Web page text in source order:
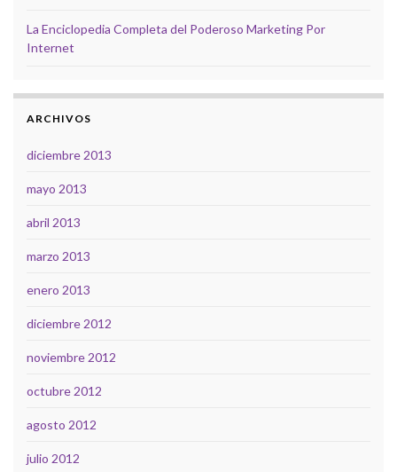
La Enciclopedia Completa del Poderoso Marketing Por
Internet
ARCHIVOS
diciembre 2013
mayo 2013
abril 2013
marzo 2013
enero 2013
diciembre 2012
noviembre 2012
octubre 2012
agosto 2012
julio 2012